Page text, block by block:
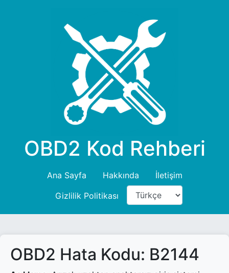
OBD2 Kod Rehberi
Ana Sayfa Hakkında
İletişim
Gizlilik Politikası
OBD2 Hata Kodu: B2144